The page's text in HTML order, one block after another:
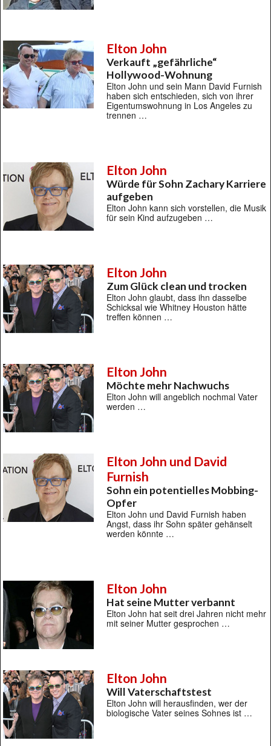
Elton John
Verkauft „gefährliche“
Hollywood-Wohnung
Elton John und sein Mann David Furnish
haben sich entschieden, sich von ihrer
Eigentumswohnung in Los Angeles zu
trennen …
Elton John
Würde für Sohn Zachary Karriere
aufgeben
Elton John kann sich vorstellen, die Musik
für sein Kind aufzugeben …
Elton John
Zum Glück clean und trocken
Elton John glaubt, dass ihn dasselbe
Schicksal wie Whitney Houston hätte
treffen können …
Elton John
Möchte mehr Nachwuchs
Elton John will angeblich nochmal Vater
werden …
Elton John und David
Furnish
Sohn ein potentielles Mobbing-
Opfer
Elton John und David Furnish haben
Angst, dass ihr Sohn später gehänselt
werden könnte …
Elton John
Hat seine Mutter verbannt
Elton John hat seit drei Jahren nicht mehr
mit seiner Mutter gesprochen …
Elton John
Will Vaterschaftstest
Elton John will herausfinden, wer der
biologische Vater seines Sohnes ist …